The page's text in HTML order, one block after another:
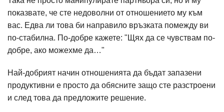
показвате, че сте недоволни от отношението му към
вас. Едва ли това би направило връзката помежду ви
по-стабилна. По-добре кажете: "Щях да се чувствам по-
добре, ако можехме да…"
Най-добрият начин отношенията да бъдат запазени
продуктивни е просто да обясните защо сте разстроени
и след това да предложите решение.